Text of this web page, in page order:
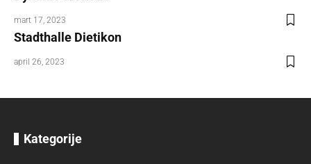
mart 17, 2023
Stadthalle Dietikon
april 26, 2023
Kategorije